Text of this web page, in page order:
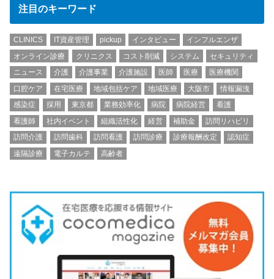
注目のキーワード
CLINICS IT資産管理 pickup インタビュー
インフルエンザ
オンライン診療
クリニクス コスト削減 システム
セキュリティ
ニュース
介護 介護事業 介護施設 医師 医療
医療機関
口腔ケア
在宅医療 地域包括ケア 地域医療 大阪市
情報漏洩
感染症
採用 東京都 業務効率化 病院 病院経営
看護
看護師
社内イベント 組織活性化 経営 補助金
訪問リハビリ
訪問介護
訪問歯科 訪問看護 訪問診療 診療報酬改定
認知症
遠隔診療
電子カルテ 高齢者